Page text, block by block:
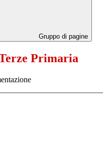
Gruppo di pagine
Primaria